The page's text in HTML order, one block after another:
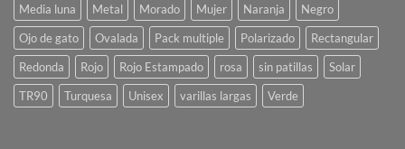
Media luna
Metal Morado Mujer Naranja
Negro
Ojo de gato
Ovalada Pack multiple Polarizado
Rectangular
Redonda
Rojo Rojo Estampado rosa sin patillas
Solar
TR90
Turquesa Unisex varillas largas Verde